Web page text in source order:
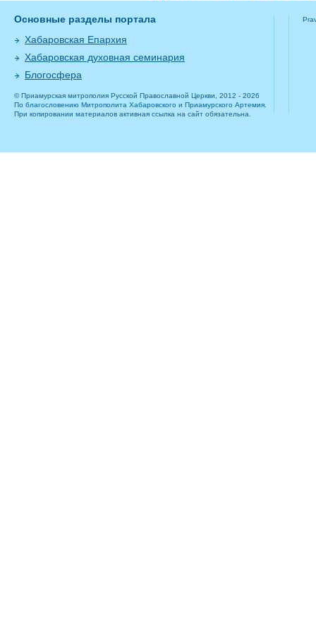
Основные разделы портала
Хабаровская Епархия
Хабаровская духовная семинария
Блогосфера
© Приамурская митрополия Русской Православной Церкви, 2012 - 2026
По благословению Митрополита Хабаровского и Приамурского Артемия.
При копировании материалов активная ссылка на сайт обязательна.